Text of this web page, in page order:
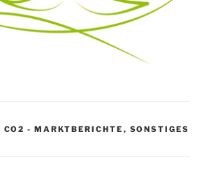
CO2 - MARKTBERICHTE , SONSTIGES